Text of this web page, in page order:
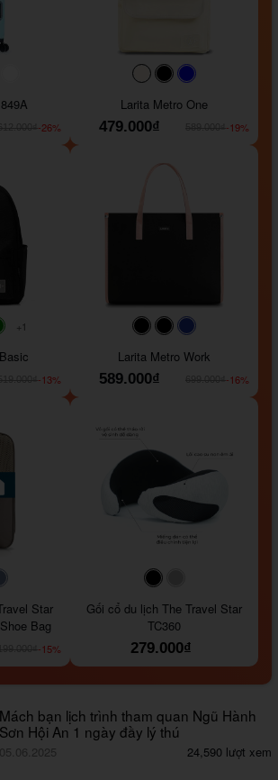
-26%
#faf0e6#000000
Larita Metro One
479.000₫
-19%
+1
-13%
#000000#000000
Larita Metro Work
589.000₫
-16%
Star
Bag
-15%
Gối cổ du lịch The Travel Star
TC360
279.000₫
Mách bạn lịch trình tham quan Ngũ Hành
Sơn Hội An 1 ngày đầy lý thú
05.06.2025 24,590 lượt xem